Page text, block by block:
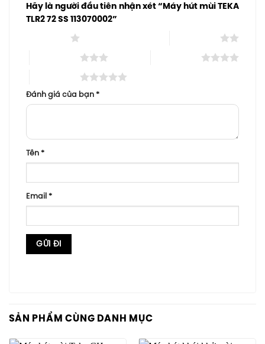
Hãy là người đầu tiên nhận xét “Máy hút mùi TEKA
TLR2 72 SS 113070002”
Đánh giá của bạn *
Tên *
Email *
SẢN PHẨM CÙNG DANH MỤC